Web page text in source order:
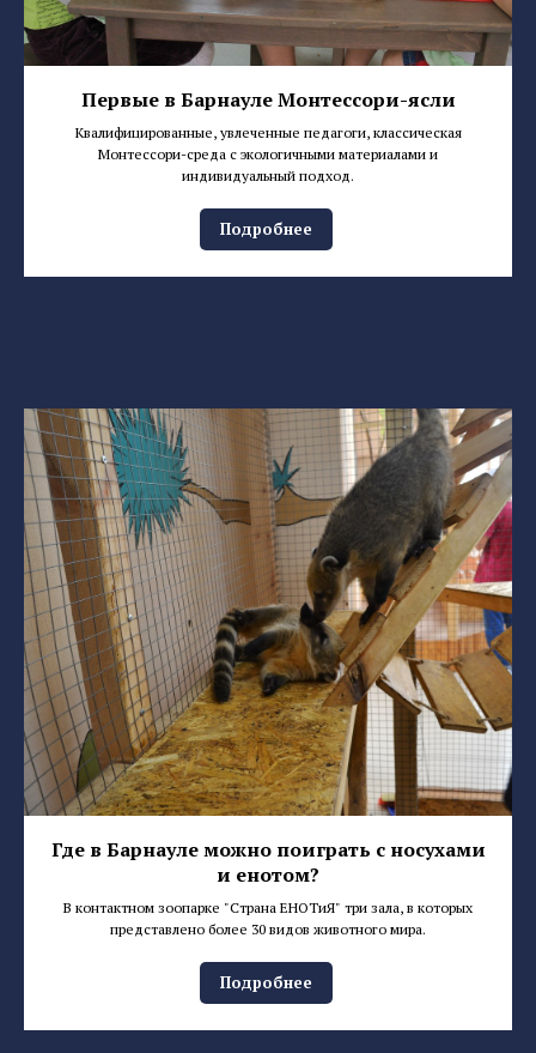
Первые в Барнауле Монтессори-ясли
Квалифицированные, увлеченные педагоги, классическая
Монтессори-среда с экологичными материалами и
индивидуальный подход.
Подробнее
Где в Барнауле можно поиграть с носухами
и енотом?
В контактном зоопарке "Страна ЕНОТиЯ" три зала, в которых
представлено более 30 видов животного мира.
Подробнее